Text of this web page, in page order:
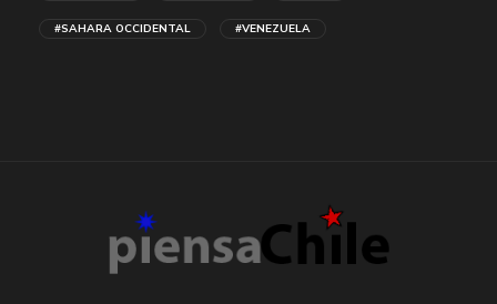
#SAHARA OCCIDENTAL #VENEZUELA